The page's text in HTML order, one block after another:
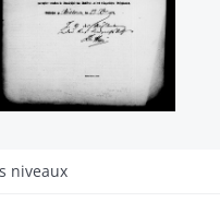
niveaux